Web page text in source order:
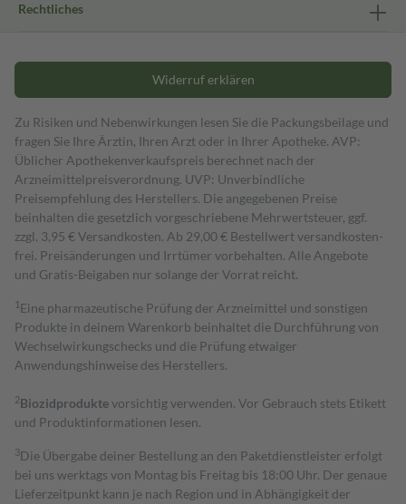
Rechtliches
Widerruf erklären
Zu Risiken und Nebenwirkungen lesen Sie die Packungsbeilage und
fragen Sie Ihre Ärztin, Ihren Arzt oder in Ihrer Apotheke. AVP:
Üblicher Apothekenverkaufspreis berechnet nach der
Arzneimittelpreisverordnung. UVP: Unverbindliche
Preisempfehlung des Herstellers. Die angegebenen Preise
beinhalten die gesetzlich vorgeschriebene Mehrwertsteuer, ggf.
zzgl. 3,95 € Versandkosten. Ab 29,00 € Bestell­wert versand­kosten­
frei. Preisänderungen und Irrtümer vorbehalten. Alle Angebote
und Gratis-Beigaben nur solange der Vorrat reicht.
1 Eine pharmazeutische Prüfung der Arzneimittel und sonstigen
Produkte in deinem Warenkorb beinhaltet die Durchführung von
Wechselwirkungschecks und die Prüfung etwaiger
Anwendungshinweise des Herstellers.
2Biozidproduktevorsichtig verwenden. Vor Gebrauch stets Etikett
und Produktinformationen lesen.
3Die Übergabe deiner Bestellung an den Paketdienstleister erfolgt
bei uns werktags von Montag bis Freitag bis 18:00 Uhr. Der genaue
Lieferzeitpunkt kann je nach Region und in Abhängigkeit der